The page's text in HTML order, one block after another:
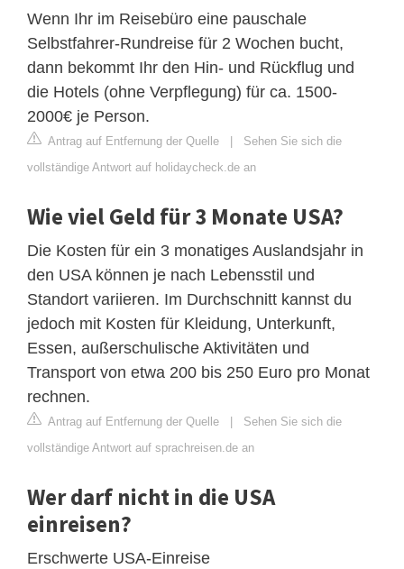
Wenn Ihr im Reisebüro eine pauschale
Selbstfahrer-Rundreise für 2 Wochen bucht,
dann bekommt Ihr den Hin- und Rückflug und
die Hotels (ohne Verpflegung) für ca. 1500-
2000€ je Person.
Antrag auf Entfernung der Quelle | Sehen Sie sich die
vollständige Antwort auf holidaycheck.de an
Wie viel Geld für 3 Monate USA?
Die Kosten für ein 3 monatiges Auslandsjahr in
den USA können je nach Lebensstil und
Standort variieren. Im Durchschnitt kannst du
jedoch mit Kosten für Kleidung, Unterkunft,
Essen, außerschulische Aktivitäten und
Transport von etwa 200 bis 250 Euro pro Monat
rechnen.
Antrag auf Entfernung der Quelle | Sehen Sie sich die
vollständige Antwort auf sprachreisen.de an
Wer darf nicht in die USA
einreisen?
Erschwerte USA-Einreise